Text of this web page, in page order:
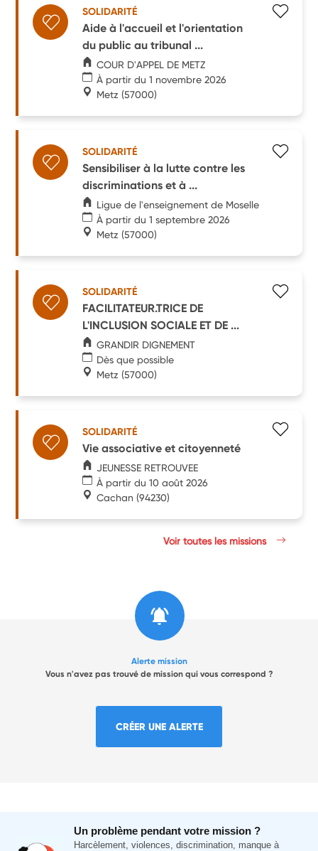
SOLIDARITÉ
Aide à l'accueil et l'orientation
du public au tribunal ...
COUR D'APPEL DE METZ
À partir du 1 novembre 2026
Metz (57000)
SOLIDARITÉ
Sensibiliser à la lutte contre les
discriminations et à ...
Ligue de l'enseignement de Moselle
À partir du 1 septembre 2026
Metz (57000)
SOLIDARITÉ
FACILITATEUR.TRICE DE
L'INCLUSION SOCIALE ET DE ...
GRANDIR DIGNEMENT
Dès que possible
Metz (57000)
SOLIDARITÉ
Vie associative et citoyenneté
JEUNESSE RETROUVEE
À partir du 10 août 2026
Cachan (94230)
Voir toutes les missions
Alerte mission
Vous n'avez pas trouvé de mission qui vous correspond ?
CRÉER UNE ALERTE
Un problème pendant votre mission ?
Harcèlement, violences, discrimination, manque à